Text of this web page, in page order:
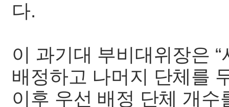
다.
이 과기대 부비대위장은
배정하고 나머지 단체를
이후 우선 배정 단체 개